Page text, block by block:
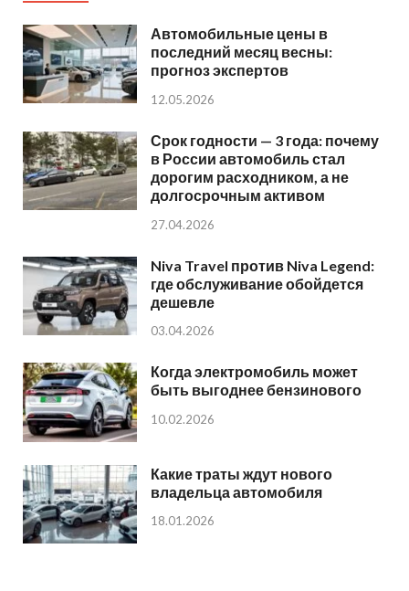
Автомобильные цены в
последний месяц весны:
прогноз экспертов
12.05.2026
Срок годности — 3 года: почему
в России автомобиль стал
дорогим расходником, а не
долгосрочным активом
27.04.2026
Niva Travel против Niva Legend:
где обслуживание обойдется
дешевле
03.04.2026
Когда электромобиль может
быть выгоднее бензинового
10.02.2026
Какие траты ждут нового
владельца автомобиля
18.01.2026